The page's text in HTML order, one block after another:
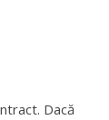
Dacă